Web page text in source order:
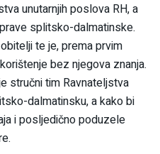
unutarnjih poslova RH, a
splitsko-dalmatinske.
te je, prema prvim
bez njegova znanja.
stručni tim Ravnateljstva
dalmatinsku, a kako bi
i posljedično poduzele